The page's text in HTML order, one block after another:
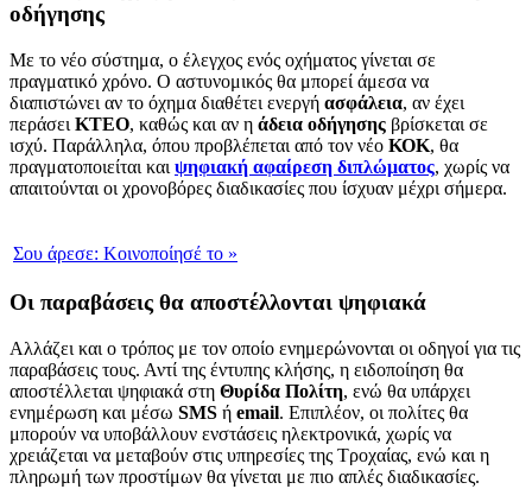
οδήγησης
Με το νέο σύστημα, ο έλεγχος ενός οχήματος γίνεται σε
πραγματικό χρόνο. Ο αστυνομικός θα μπορεί άμεσα να
διαπιστώνει αν το όχημα διαθέτει ενεργή ασφάλεια, αν έχει
περάσει ΚΤΕΟ, καθώς και αν η άδεια οδήγησης βρίσκεται σε
ισχύ. Παράλληλα, όπου προβλέπεται από τον νέο ΚΟΚ, θα
πραγματοποιείται και ψηφιακή αφαίρεση διπλώματος, χωρίς να
απαιτούνται οι χρονοβόρες διαδικασίες που ίσχυαν μέχρι σήμερα.
Σου άρεσε: Κοινοποίησέ το »
Οι παραβάσεις θα αποστέλλονται ψηφιακά
Αλλάζει και ο τρόπος με τον οποίο ενημερώνονται οι οδηγοί για τις
παραβάσεις τους. Αντί της έντυπης κλήσης, η ειδοποίηση θα
αποστέλλεται ψηφιακά στη Θυρίδα Πολίτη, ενώ θα υπάρχει
ενημέρωση και μέσω SMS ή email. Επιπλέον, οι πολίτες θα
μπορούν να υποβάλλουν ενστάσεις ηλεκτρονικά, χωρίς να
χρειάζεται να μεταβούν στις υπηρεσίες της Τροχαίας, ενώ και η
πληρωμή των προστίμων θα γίνεται με πιο απλές διαδικασίες.